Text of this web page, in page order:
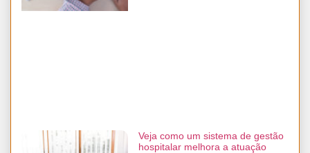
Veja como um sistema de gestão
hospitalar melhora a atuação